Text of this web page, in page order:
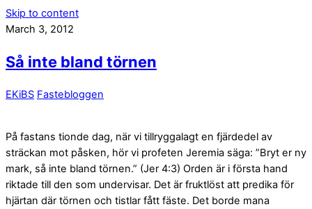
Skip to content
March 3, 2012
Så inte bland törnen
EKiBS Fastebloggen
På fastans tionde dag, när vi tillryggalagt en fjärdedel av
sträckan mot påsken, hör vi profeten Jeremia säga: ”Bryt er ny
mark, så inte bland törnen.” (Jer 4:3) Orden är i första hand
riktade till den som undervisar. Det är fruktlöst att predika för
hjärtan där törnen och tistlar fått fäste. Det borde mana